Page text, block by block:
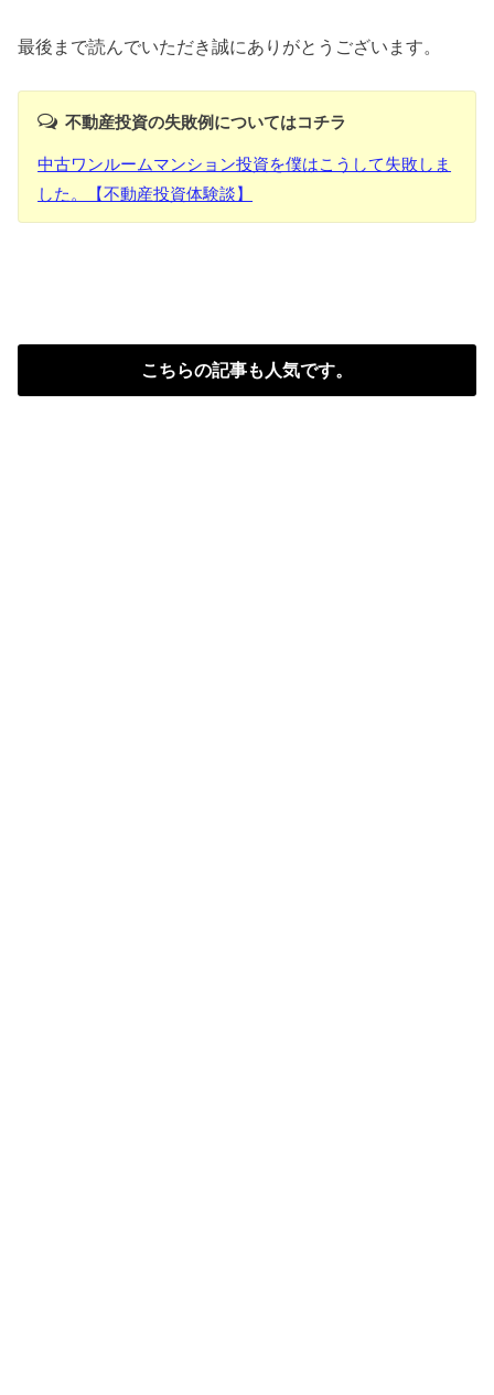
最後まで読んでいただき誠にありがとうございます。
不動産投資の失敗例についてはコチラ
中古ワンルームマンション投資を僕はこうして失敗しま
した。【不動産投資体験談】
こちらの記事も人気です。